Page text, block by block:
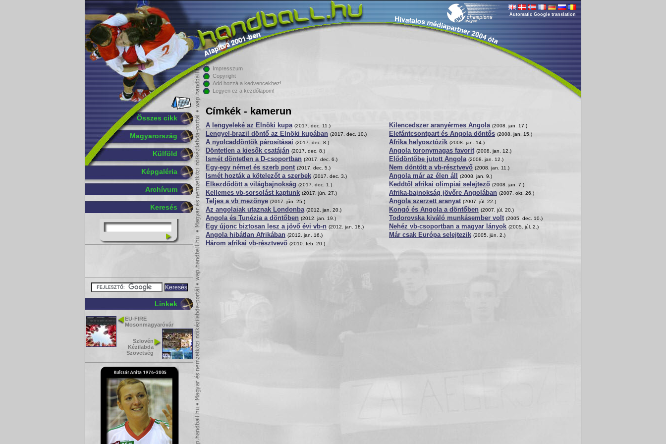
Összes cikk
Magyarország
Külföld
Képgaléria
Archívum
Keresés
Linkek
EU-FIRE
Mosonmagyaróvár
Szlovén
Kézilabda
Szövetség
Automatic Google translation
Impresszum
Copyright
Add hozzá a kedvencekhez!
Legyen ez a kezdőlapom!
Címkék - kamerun
A lengyeleké az Elnöki kupa (2017. dec. 11.)
Lengyel-brazil döntő az Elnöki kupában (2017. dec. 10.)
A nyolcaddöntők párosításai (2017. dec. 8.)
Döntetlen a kiesők csatáján (2017. dec. 8.)
Ismét döntetlen a D-csoportban (2017. dec. 6.)
Egy-egy német és szerb pont (2017. dec. 5.)
Ismét hozták a kötelezőt a szerbek (2017. dec. 3.)
Elkezdődött a világbajnokság (2017. dec. 1.)
Kellemes vb-sorsolást kaptunk (2017. jún. 27.)
Teljes a vb mezőnye (2017. jún. 25.)
Az angolaiak utaznak Londonba (2012. jan. 20.)
Angola és Tunézia a döntőben (2012. jan. 19.)
Egy újonc biztosan lesz a jövő évi vb-n (2012. jan. 18.)
Angola hibátlan Afrikában (2012. jan. 16.)
Három afrikai vb-résztvevő (2010. feb. 20.)
Kilencedszer aranyérmes Angola (2008. jan. 17.)
Elefántcsontpart és Angola döntős (2008. jan. 15.)
Afrika helyosztózik (2008. jan. 14.)
Angola toronymagas favorit (2008. jan. 12.)
Elődöntőbe jutott Angola (2008. jan. 12.)
Nem döntött a vb-résztvevő (2008. jan. 11.)
Angola már az élen áll (2008. jan. 9.)
Keddtől afrikai olimpiai selejtező (2008. jan. 7.)
Afrika-bajnokság jövőre Angolában (2007. okt. 26.)
Angola szerzett aranyat (2007. júl. 22.)
Kongó és Angola a döntőben (2007. júl. 20.)
Todorovska kiváló munkásember volt (2005. dec. 10.)
Nehéz vb-csoportban a magyar lányok (2005. júl. 2.)
Már csak Európa selejtezik (2005. jún. 2.)